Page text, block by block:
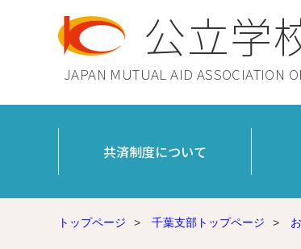
公立学
JAPAN MUTUAL AID ASSOCIATION
共済制度について
トップページ > 千葉支部トップページ >